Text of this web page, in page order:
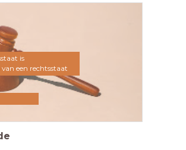
is
een rechtsstaat